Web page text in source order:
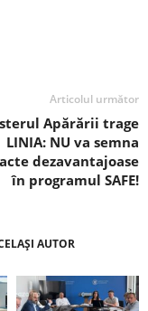
Articolul următor
Apărării trage
LINIA: NU va semna
dezavantajoase
în programul SAFE!
AUTOR